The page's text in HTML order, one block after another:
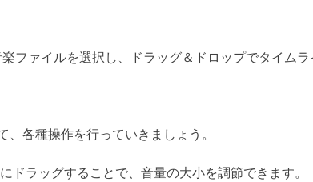
ファイルを選択し、ドラッグ＆ドロップでタイムラ
各種操作を行っていきましょう。
ドラッグすることで、音量の大小を調節できます。